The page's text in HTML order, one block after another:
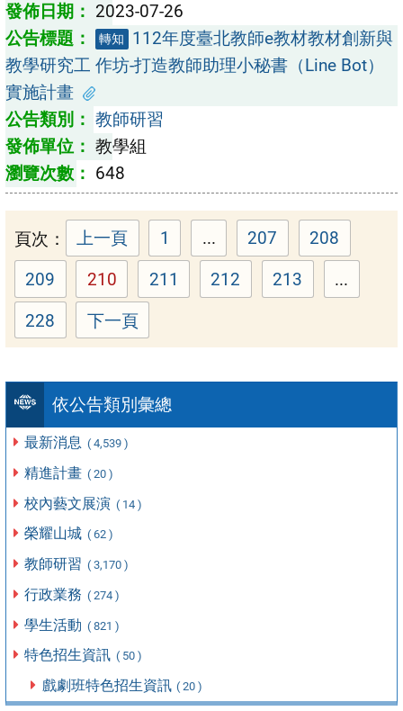
依公告類別彙總
最新消息 ( 4,539 )
精進計畫 ( 20 )
校內藝文展演 ( 14 )
榮耀山城 ( 62 )
教師研習 ( 3,170 )
行政業務 ( 274 )
學生活動 ( 821 )
特色招生資訊 ( 50 )
戲劇班特色招生資訊 ( 20 )
2023-07-26
轉知
112年度臺北教師e教材教材創新與
教學研究工 作坊-打造教師助理小秘書（Line Bot）
實施計畫
教師研習
教學組
648
頁次： 上一頁 頁次：
1 ... 頁次：
207 頁次：
208
頁次：
209 頁次：
210 頁次：
211 頁次：
212 頁次：
213 ...
頁次：
228 下一頁